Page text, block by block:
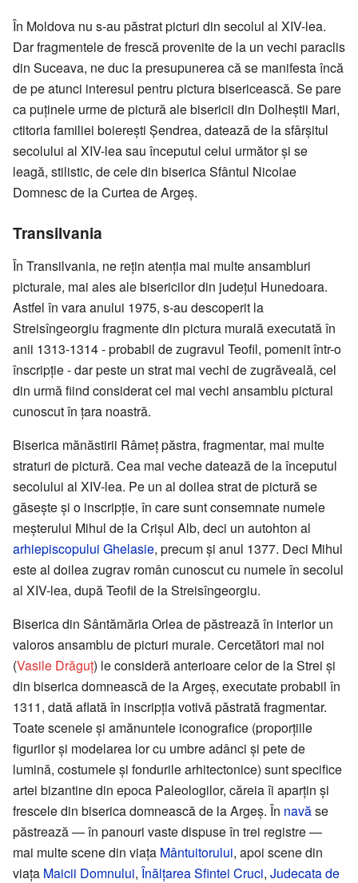
În Moldova nu s-au păstrat picturi din secolul al XIV-lea.
Dar fragmentele de frescă provenite de la un vechi paraclis
din Suceava, ne duc la presupunerea că se manifesta încă
de pe atunci interesul pentru pictura bisericească. Se pare
ca puținele urme de pictură ale bisericii din Dolheștii Mari,
ctitoria familiei boierești Șendrea, datează de la sfârșitul
secolului al XIV-lea sau începutul celui următor și se
leagă, stilistic, de cele din biserica Sfântul Nicolae
Domnesc de la Curtea de Argeș.
Transilvania
În Transilvania, ne rețin atenția mai multe ansambluri
picturale, mai ales ale bisericilor din județul Hunedoara.
Astfel în vara anului 1975, s-au descoperit la
Streisîngeorgiu fragmente din pictura murală executată în
anii 1313-1314 - probabil de zugravul Teofil, pomenit într-o
înscripție - dar peste un strat mai vechi de zugrăveală, cel
din urmă fiind considerat cel mai vechi ansamblu pictural
cunoscut în țara noastră.
Biserica mănăstirii Râmeț păstra, fragmentar, mai multe
straturi de pictură. Cea mai veche datează de la începutul
secolului al XIV-lea. Pe un al doilea strat de pictură se
găsește și o inscripție, în care sunt consemnate numele
meșterului Mihul de la Crișul Alb, deci un autohton al
arhiepiscopului Ghelasie, precum și anul 1377. Deci Mihul
este al doilea zugrav român cunoscut cu numele în secolul
al XIV-lea, după Teofil de la Streisîngeorgiu.
Biserica din Sântămăria Orlea de păstrează în interior un
valoros ansamblu de picturi murale. Cercetători mai noi
(Vasile Drăguț) le consideră anterioare celor de la Strei și
din biserica domnească de la Argeș, executate probabil în
1311, dată aflată în inscripția votivă păstrată fragmentar.
Toate scenele și amănuntele iconografice (proporțiile
figurilor și modelarea lor cu umbre adânci și pete de
lumină, costumele și fondurile arhitectonice) sunt specifice
artei bizantine din epoca Paleologilor, căreia îi aparțin și
frescele din biserica domnească de la Argeș. În navăse
păstrează — în panouri vaste dispuse în trei registre —
mai multe scene din viața Mântuitorului, apoi scene din
viața Maicii Domnului, Înălțarea Sfintei Cruci, Judecata de